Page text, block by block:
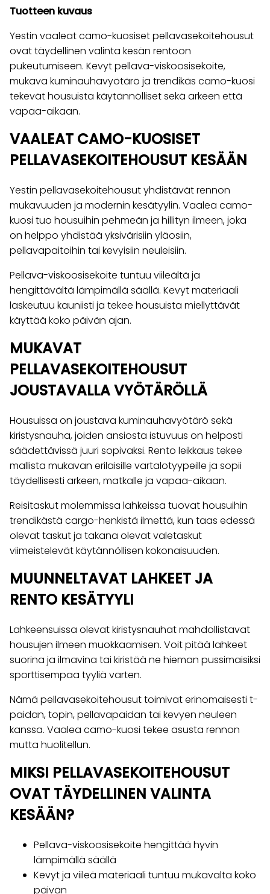
Tuotteen kuvaus
Yestin vaaleat camo-kuosiset pellavasekoitehousut
ovat täydellinen valinta kesän rentoon
pukeutumiseen. Kevyt pellava-viskoosisekoite,
mukava kuminauhavyötärö ja trendikäs camo-kuosi
tekevät housuista käytännölliset sekä arkeen että
vapaa-aikaan.
VAALEAT CAMO-KUOSISET
PELLAVASEKOITEHOUSUT KESÄÄN
Yestin pellavasekoitehousut yhdistävät rennon
mukavuuden ja modernin kesätyylin. Vaalea camo-
kuosi tuo housuihin pehmeän ja hillityn ilmeen, joka
on helppo yhdistää yksivärisiin yläosiin,
pellavapaitoihin tai kevyisiin neuleisiin.
Pellava-viskoosisekoite tuntuu viileältä ja
hengittävältä lämpimällä säällä. Kevyt materiaali
laskeutuu kauniisti ja tekee housuista miellyttävät
käyttää koko päivän ajan.
MUKAVAT
PELLAVASEKOITEHOUSUT
JOUSTAVALLA VYÖTÄRÖLLÄ
Housuissa on joustava kuminauhavyötärö sekä
kiristysnauha, joiden ansiosta istuvuus on helposti
säädettävissä juuri sopivaksi. Rento leikkaus tekee
mallista mukavan erilaisille vartalotyypeille ja sopii
täydellisesti arkeen, matkalle ja vapaa-aikaan.
Reisitaskut molemmissa lahkeissa tuovat housuihin
trendikästä cargo-henkistä ilmettä, kun taas edessä
olevat taskut ja takana olevat valetaskut
viimeistelevät käytännöllisen kokonaisuuden.
MUUNNELTAVAT LAHKEET JA
RENTO KESÄTYYLI
Lahkeensuissa olevat kiristysnauhat mahdollistavat
housujen ilmeen muokkaamisen. Voit pitää lahkeet
suorina ja ilmavina tai kiristää ne hieman pussimaisiksi
sporttisempaa tyyliä varten.
Nämä pellavasekoitehousut toimivat erinomaisesti t-
paidan, topin, pellavapaidan tai kevyen neuleen
kanssa. Vaalea camo-kuosi tekee asusta rennon
mutta huolitellun.
MIKSI PELLAVASEKOITEHOUSUT
OVAT TÄYDELLINEN VALINTA
KESÄÄN?
Pellava-viskoosisekoite hengittää hyvin
lämpimällä säällä
Kevyt ja viileä materiaali tuntuu mukavalta koko
päivän